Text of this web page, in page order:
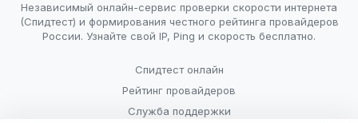
Независимый онлайн-сервис проверки скорости интернета
(Спидтест) и формирования честного рейтинга провайдеров
России. Узнайте свой IP, Ping и скорость бесплатно.
Спидтест онлайн
Рейтинг провайдеров
Служба поддержки